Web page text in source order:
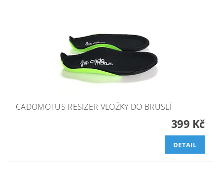
CADOMOTUS RESIZER VLOŽKY DO BRUSLÍ
399 Kč
DETAIL